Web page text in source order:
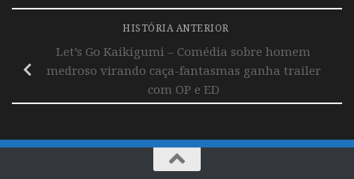
HISTÓRIA ANTERIOR
Let’s Go Kaikigumi – Comédia sobre homem
medroso virando caça-fantasmas ganha trailer
com OP e ED